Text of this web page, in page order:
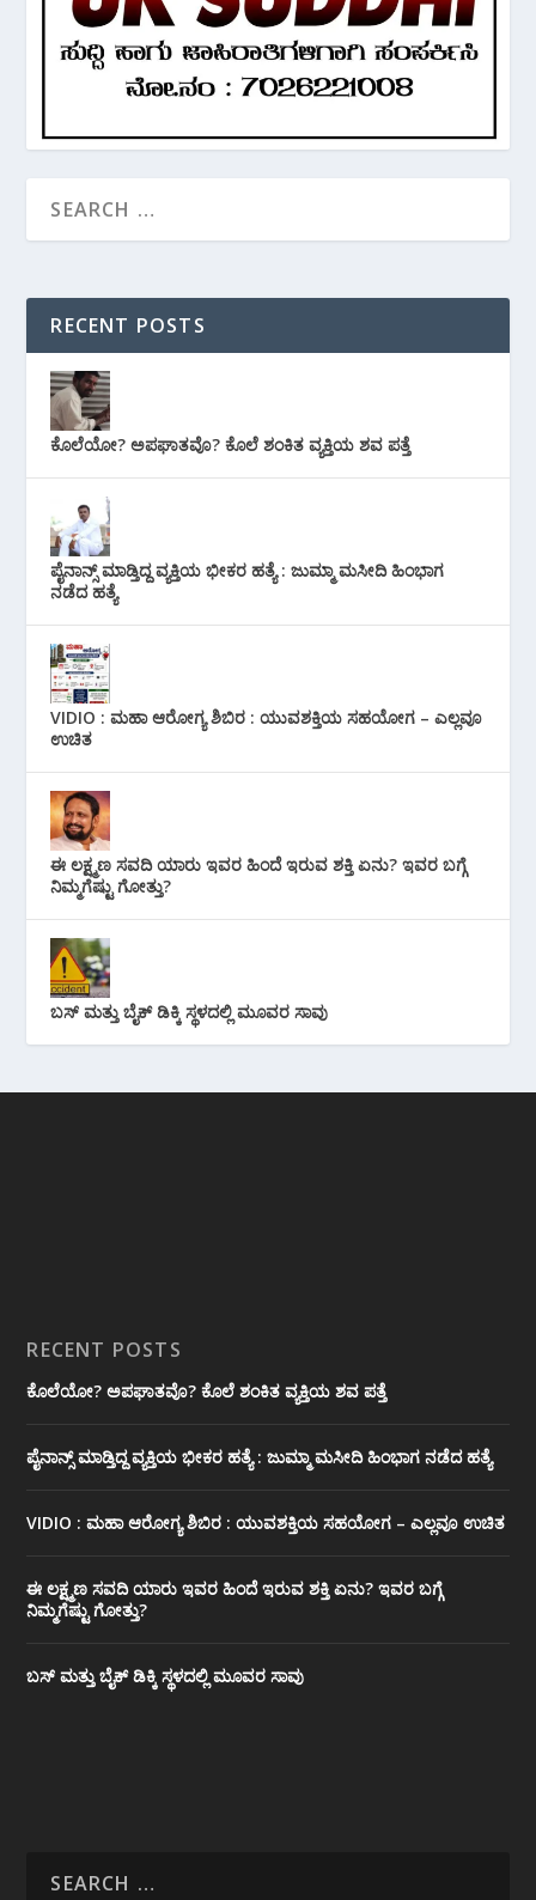
RECENT POSTS
ಕೊಲೆಯೋ? ಅಪಘಾತವೊ? ಕೊಲೆ ಶಂಕಿತ ವ್ಯಕ್ತಿಯ ಶವ ಪತ್ತೆ
ಪೈನಾನ್ಸ್ ಮಾಡ್ತಿದ್ದ ವ್ಯಕ್ತಿಯ ಭೀಕರ‌ ಹತ್ಯೆ : ಜುಮ್ಮಾ ಮಸೀದಿ ಹಿಂಭಾಗ
ನಡೆದ ಹತ್ಯೆ
VIDIO : ಮಹಾ ಆರೋಗ್ಯ ಶಿಬಿರ : ಯುವಶಕ್ತಿಯ ಸಹಯೋಗ – ಎಲ್ಲವೂ
ಉಚಿತ
ಈ ಲಕ್ಷ್ಮಣ ಸವದಿ ಯಾರು ಇವರ ಹಿಂದೆ ಇರುವ ಶಕ್ತಿ ಏನು? ಇವರ ಬಗ್ಗೆ
ನಿಮ್ಮಗೆಷ್ಟು ಗೋತ್ತು?
ಬಸ್ ಮತ್ತು ಬೈಕ್ ಡಿಕ್ಕಿ ಸ್ಥಳದಲ್ಲಿ ಮೂವರ ಸಾವು
RECENT POSTS
ಕೊಲೆಯೋ? ಅಪಘಾತವೊ? ಕೊಲೆ ಶಂಕಿತ ವ್ಯಕ್ತಿಯ ಶವ ಪತ್ತೆ
ಪೈನಾನ್ಸ್ ಮಾಡ್ತಿದ್ದ ವ್ಯಕ್ತಿಯ ಭೀಕರ‌ ಹತ್ಯೆ : ಜುಮ್ಮಾ ಮಸೀದಿ ಹಿಂಭಾಗ ನಡೆದ ಹತ್ಯೆ
VIDIO : ಮಹಾ ಆರೋಗ್ಯ ಶಿಬಿರ : ಯುವಶಕ್ತಿಯ ಸಹಯೋಗ – ಎಲ್ಲವೂ ಉಚಿತ
ಈ ಲಕ್ಷ್ಮಣ ಸವದಿ ಯಾರು ಇವರ ಹಿಂದೆ ಇರುವ ಶಕ್ತಿ ಏನು? ಇವರ ಬಗ್ಗೆ
ನಿಮ್ಮಗೆಷ್ಟು ಗೋತ್ತು?
ಬಸ್ ಮತ್ತು ಬೈಕ್ ಡಿಕ್ಕಿ ಸ್ಥಳದಲ್ಲಿ ಮೂವರ ಸಾವು